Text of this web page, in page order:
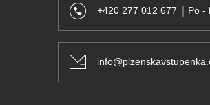
+420 277 012 677 Po -